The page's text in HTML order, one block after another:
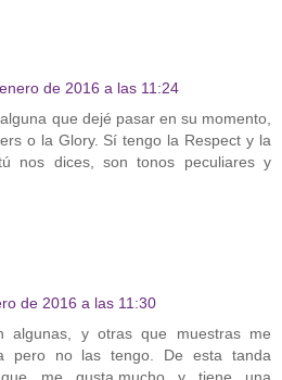
de 2016 a las 11:24
que dejé pasar en su momento,
o la Glory. Sí tengo la Respect y la
nos dices, son tonos peculiares y
de 2016 a las 11:30
algunas, y otras que muestras me
pero no las tengo. De esta tanda